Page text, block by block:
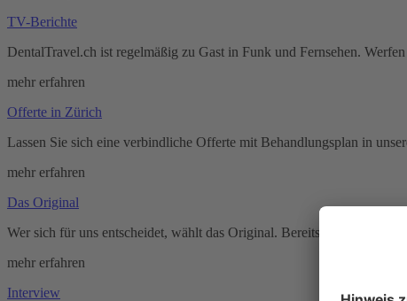
TV-Berichte
DentalTravel.ch ist regelmäßig zu Gast in Funk und Fernsehen.
mehr erfahren
Offerte in Zürich
Lassen Sie sich eine verbindliche Offerte mit Behandlungsplan in
mehr erfahren
Das Original
Wer sich für uns entscheidet, wählt das Original. Bereits seit dem Jahr
mehr erfahren
Interview